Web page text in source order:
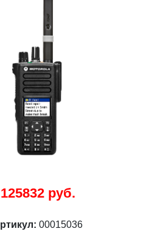
125832 руб.
00015036